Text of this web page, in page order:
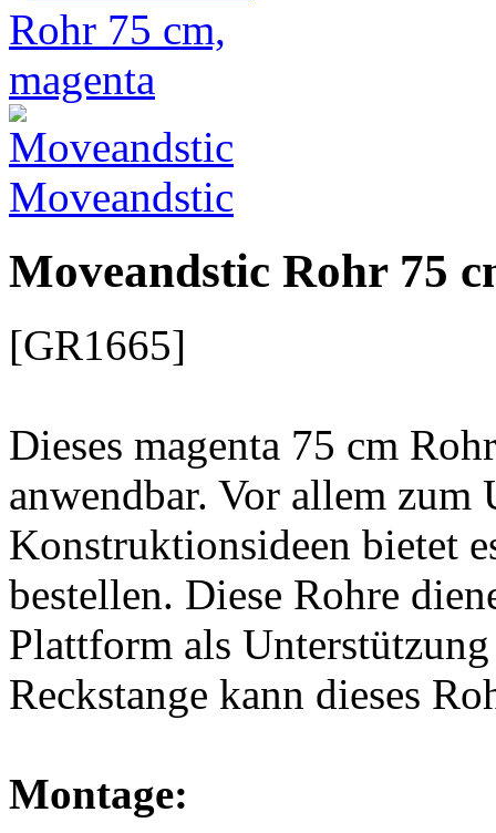
Moveandstic
Moveandstic Rohr 75
[GR1665]
Dieses magenta 75 cm
anwendbar. Vor allem zum
Konstruktionsideen bietet
bestellen. Diese Rohre
Plattform als
Reckstange kann dieses
Montage: